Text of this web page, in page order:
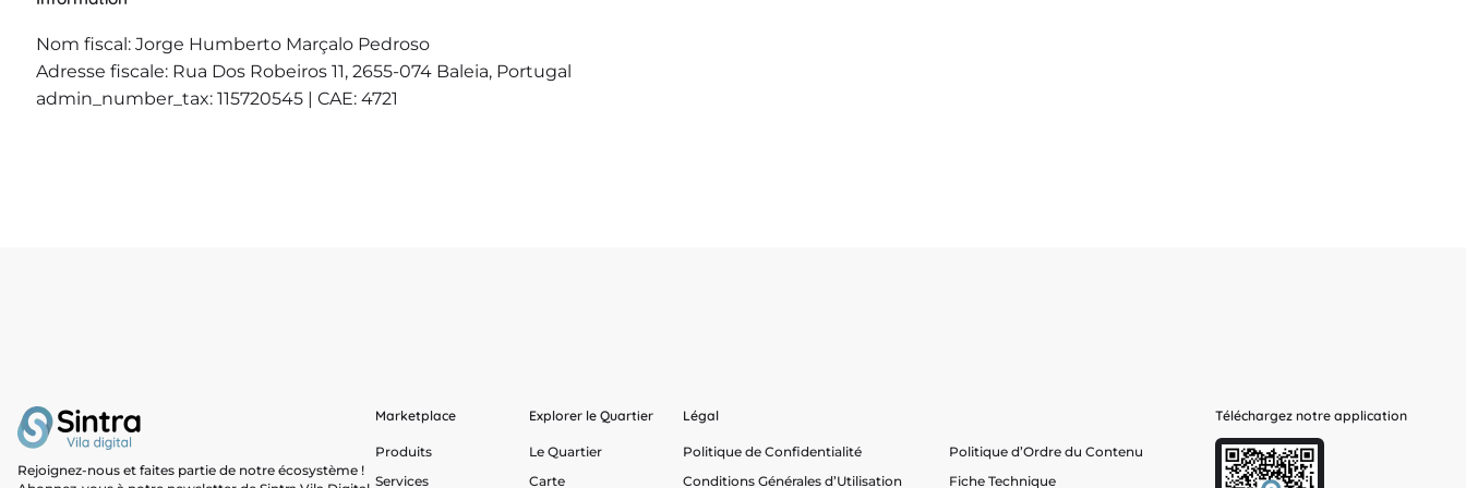
Nom fiscal: Jorge Humberto Marçalo Pedroso
Adresse fiscale: Rua Dos Robeiros 11, 2655-074 Baleia, Portugal
admin_number_tax: 115720545 | CAE: 4721
Rejoignez-nous et faites partie de notre écosystème !
Marketplace
Produits
Services
Explorer le Quartier
Le Quartier
Carte
Légal
Politique de Confidentialité
Conditions Générales d’Utilisation
Politique d’Ordre du Contenu
Fiche Technique
Téléchargez notre application